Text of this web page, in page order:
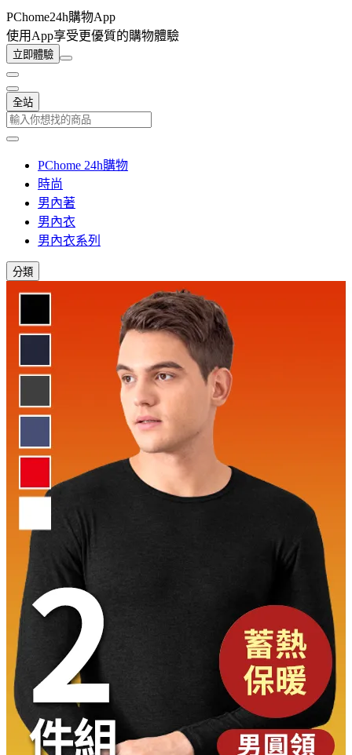
PChome24h購物App
使用App享受更優質的購物體驗
立即體驗
全站
PChome 24h購物
時尚
男內著
男內衣
男內衣系列
分類